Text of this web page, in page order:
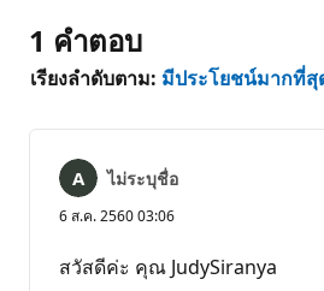
1 คำตอบ
เรียงลำดับตาม: มีประโยชน์มากที่สุ
ไม่ระบุชื่อ
6 ส.ค. 2560 03:06
สวัสดีค่ะ คุณ JudySiranya